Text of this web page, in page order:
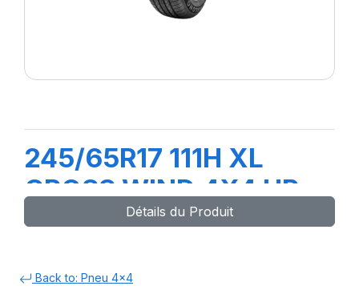
245/65R17 111H XL
CROSS WIND 4X4 HP
Détails du Produit
Back to: Pneu 4x4